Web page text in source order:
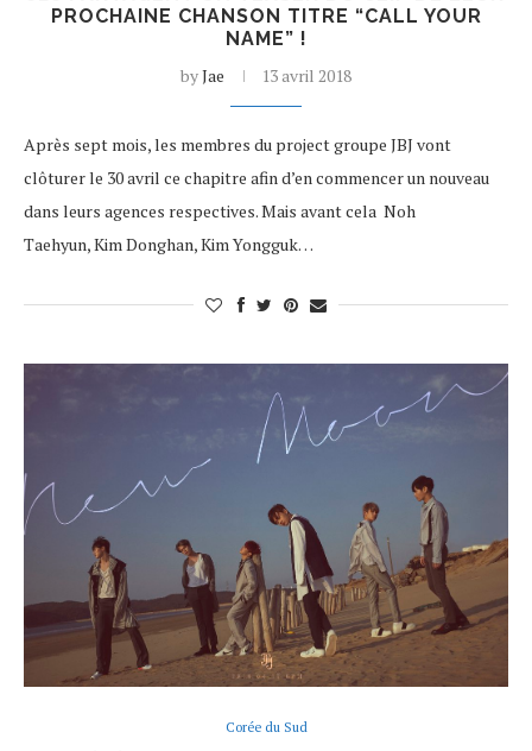
PROCHAINE CHANSON TITRE “CALL YOUR
NAME” !
byJae 13 avril 2018
Après sept mois, les membres du project groupe JBJ vont
clôturer le 30 avril ce chapitre afin d’en commencer un nouveau
dans leurs agences respectives. Mais avant cela Noh
Taehyun, Kim Donghan, Kim Yongguk…
Corée du Sud